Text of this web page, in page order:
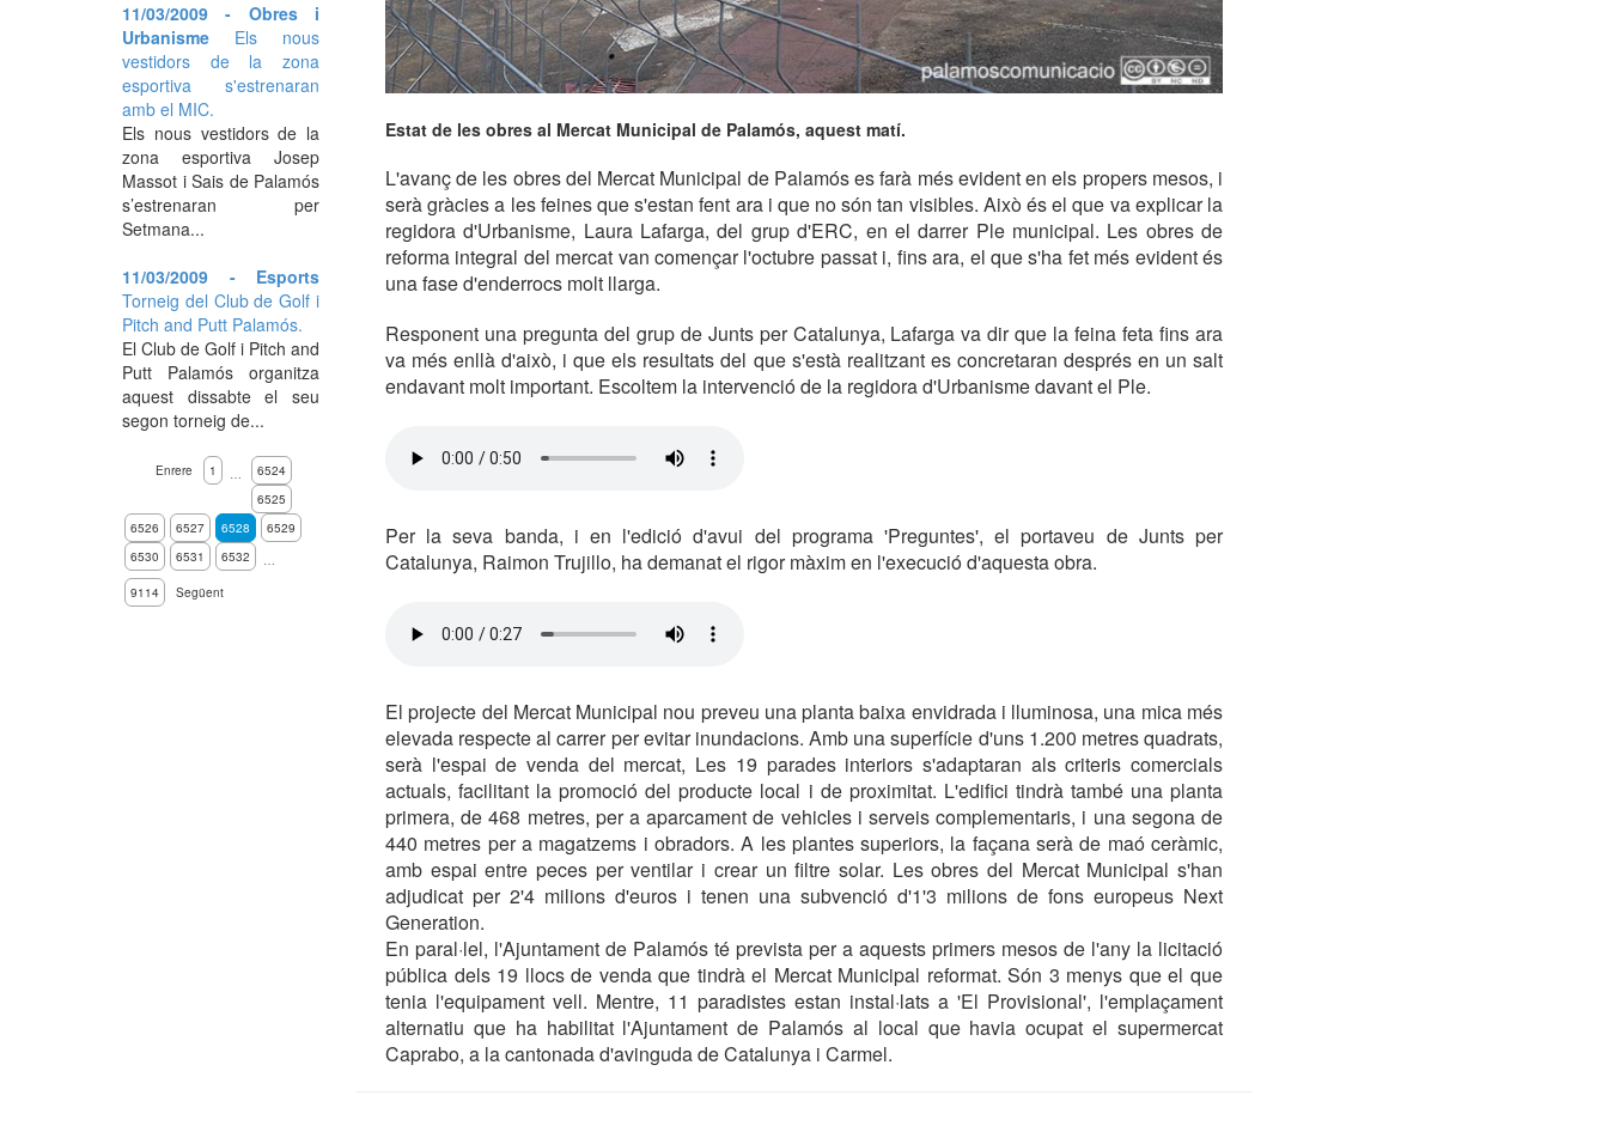
Estat de les obres al Mercat Municipal de Palamós, aquest matí.
L'avanç de les obres del Mercat Municipal de Palamós es farà més evident en els propers mesos, i
serà gràcies a les feines que s'estan fent ara i que no són tan visibles. Això és el que va explicar la
regidora d'Urbanisme, Laura Lafarga, del grup d'ERC, en el darrer Ple municipal. Les obres de
reforma integral del mercat van començar l'octubre passat i, fins ara, el que s'ha fet més evident és
una fase d'enderrocs molt llarga.
Responent una pregunta del grup de Junts per Catalunya, Lafarga va dir que la feina feta fins ara
va més enllà d'això, i que els resultats del que s'està realitzant es concretaran després en un salt
endavant molt important. Escoltem la intervenció de la regidora d'Urbanisme davant el Ple.
Per la seva banda, i en l'edició d'avui del programa 'Preguntes', el portaveu de Junts per
Catalunya, Raimon Trujillo, ha demanat el rigor màxim en l'execució d'aquesta obra.
El projecte del Mercat Municipal nou preveu una planta baixa envidrada i lluminosa, una mica més
elevada respecte al carrer per evitar inundacions. Amb una superfície d'uns 1.200 metres quadrats,
serà l'espai de venda del mercat, Les 19 parades interiors s'adaptaran als criteris comercials
actuals, facilitant la promoció del producte local i de proximitat. L'edifici tindrà també una planta
primera, de 468 metres, per a aparcament de vehicles i serveis complementaris, i una segona de
440 metres per a magatzems i obradors. A les plantes superiors, la façana serà de maó ceràmic,
amb espai entre peces per ventilar i crear un filtre solar. Les obres del Mercat Municipal s'han
adjudicat per 2'4 milions d'euros i tenen una subvenció d'1'3 milions de fons europeus Next
Generation.
En paral·lel, l'Ajuntament de Palamós té prevista per a aquests primers mesos de l'any la licitació
pública dels 19 llocs de venda que tindrà el Mercat Municipal reformat. Són 3 menys que el que
tenia l'equipament vell. Mentre, 11 paradistes estan instal·lats a 'El Provisional', l'emplaçament
alternatiu que ha habilitat l'Ajuntament de Palamós al local que havia ocupat el supermercat
Caprabo, a la cantonada d'avinguda de Catalunya i Carmel.
11/03/2009 - Obres i
Urbanisme Els nous
vestidors de la zona
esportiva s'estrenaran
amb el MIC.
Els nous vestidors de la
zona esportiva Josep
Massot i Sais de Palamós
s’estrenaran per
Setmana...
11/03/2009 - Esports
Torneig del Club de Golf i
Pitch and Putt Palamós.
El Club de Golf i Pitch and
Putt Palamós organitza
aquest dissabte el seu
segon torneig de...
Enrere 1 …
6524
6525
6526
6527 6528
6529
6530
6531 6532
…
9114
Següent